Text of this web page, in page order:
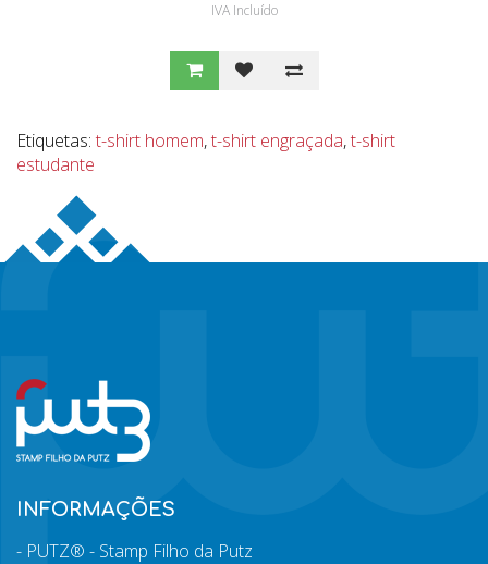
IVA Incluído
Etiquetas: t-shirt homem,t-shirt engraçada,t-shirt
estudante
INFORMAÇÕES
PUTZ® - Stamp Filho da Putz